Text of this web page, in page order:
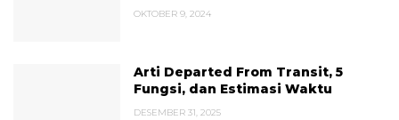
OKTOBER 9, 2024
Arti Departed From Transit, 5
Fungsi, dan Estimasi Waktu
DESEMBER 31, 2025